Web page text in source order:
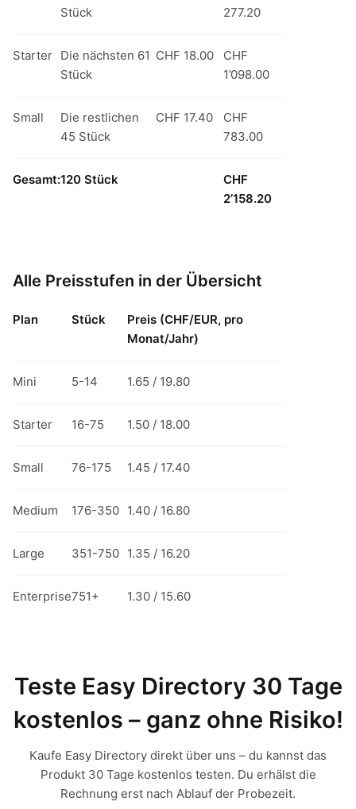
Stück
277.20
Starter Die nächsten 61
Stück
CHF 18.00
CHF
1’098.00
Small
Die restlichen
45 Stück
CHF 17.40
CHF
783.00
Gesamt:120 Stück
CHF
2’158.20
Alle Preisstufen in der Übersicht
Plan Stück
Preis (CHF/EUR, pro
Monat/Jahr)
Mini 5-14 1.65 / 19.80
Starter 16-75 1.50 / 18.00
Small 76-175 1.45 / 17.40
Medium 176-350 1.40 / 16.80
Large 351-750 1.35 / 16.20
Enterprise751+ 1.30 / 15.60
Teste Easy Directory 30 Tage
kostenlos – ganz ohne Risiko!
Kaufe Easy Directory direkt über uns – du kannst das
Produkt 30 Tage kostenlos testen. Du erhälst die
Rechnung erst nach Ablauf der Probezeit.